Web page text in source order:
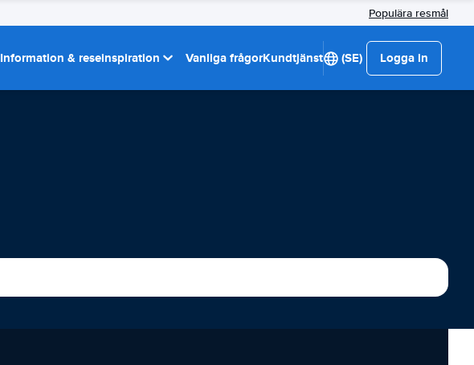
Populära resmål
Information & reseinspiration Vanliga frågorKundtjänst (SE) Logga in